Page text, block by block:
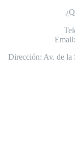
Email:
Dirección: Av. de la